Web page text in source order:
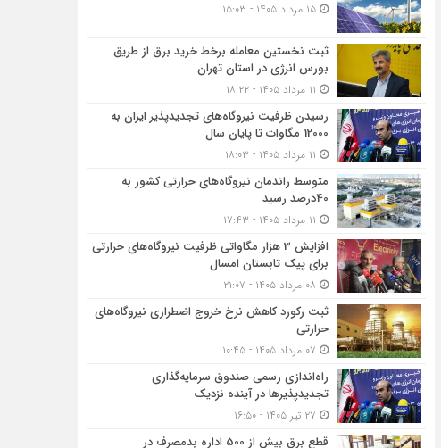
۱۵ مرداد ۱۴۰۵ - ۱۵:۰۳
ثبت نخستین معامله برخط خرید برق از طریق
بورس انرژی در استان تهران
رسیدن ظرفیت نیروگاه‌های تجدیدپذیر ایران به
12000 مگاوات تا پایان سال
متوسط راندمان نیروگاه‌های حرارتی کشور به
40درصد رسید
افزایش 3 هزار مگاواتی ظرفیت نیروگاه‌های حرارتی
برای پیک تابستان امسال
ثبت رکورد کاهش نرخ خروج اضطراری نیروگاه‌های
حرارتی
راه‌اندازی رسمی صندوق سرمایه‌گذاری
تجدیدپذیرها در آینده نزدیک
قطع برق بیش از 500 اداره بدمصرف در